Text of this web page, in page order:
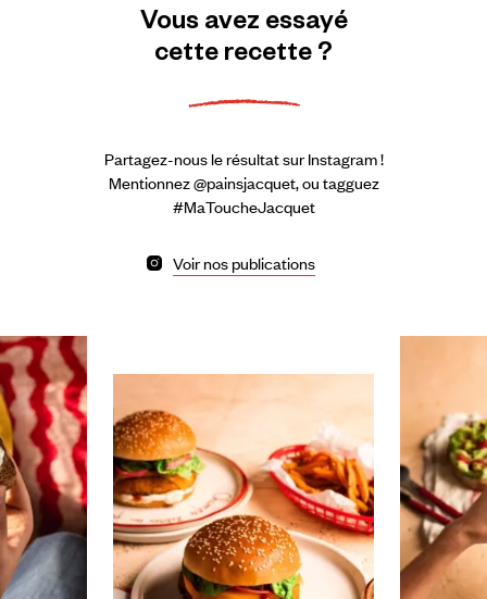
Vous avez essayé
cetterecette?
Partagez-nous le résultat sur Instagram !
Mentionnez @painsjacquet, ou tagguez
#MaToucheJacquet
Voir nos publications